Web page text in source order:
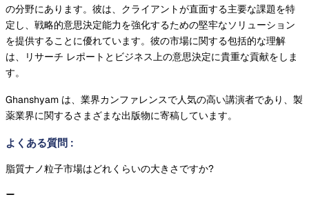
の分野にあります。彼は、クライアントが直面する主要な課題を特
定し、戦略的意思決定能力を強化するための堅牢なソリューション
を提供することに優れています。彼の市場に関する包括的な理解
は、リサーチ レポートとビジネス上の意思決定に貴重な貢献をしま
す。
Ghanshyam は、業界カンファレンスで人気の高い講演者であり、製
薬業界に関するさまざまな出版物に寄稿しています。
よくある質問 :
脂質ナノ粒子市場はどれくらいの大きさですか?